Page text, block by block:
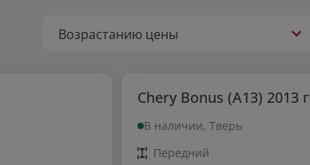
Возрастанию цены
Chery Bonus (A13) 2013 г
В наличии, Тверь
Передний